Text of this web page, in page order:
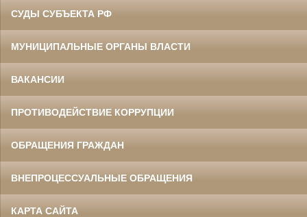
СУДЫ СУБЪЕКТА РФ
МУНИЦИПАЛЬНЫЕ ОРГАНЫ ВЛАСТИ
ВАКАНСИИ
ПРОТИВОДЕЙСТВИЕ КОРРУПЦИИ
ОБРАЩЕНИЯ ГРАЖДАН
ВНЕПРОЦЕССУАЛЬНЫЕ ОБРАЩЕНИЯ
КАРТА САЙТА